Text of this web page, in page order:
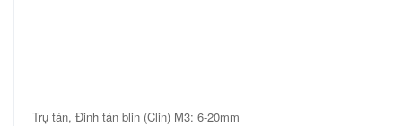
Trụ tán, Đinh tán blin (Clin) M3: 6-20mm